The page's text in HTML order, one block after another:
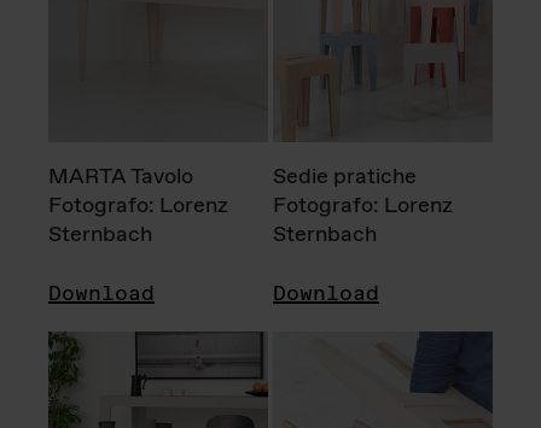
MARTA Tavolo
Fotografo: Lorenz
Sternbach
Download
Sedie pratiche
Fotografo: Lorenz
Sternbach
Download